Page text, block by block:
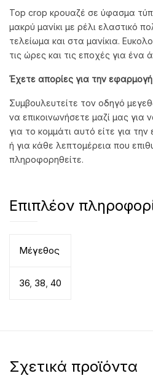
Top crop κρουαζέ σε ύφασμα
μακρύ μανίκι με ρέλι ελαστικό
τελείωμα και στα μανίκια.
τις ώρες και τις εποχές για ένα
Έχετε απορίες για την
Συμβουλευτείτε τον οδηγό
να επικοινωνήσετε μαζί μας για
για το κομμάτι αυτό είτε για
ή για κάθε λεπτομέρεια που
πληροφορηθείτε.
Επιπλέον
Μέγεθος
36, 38, 40
Σχετικά προϊόντα